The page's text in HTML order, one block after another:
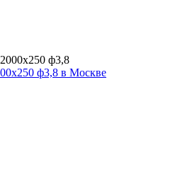
ф3,8 в Москве